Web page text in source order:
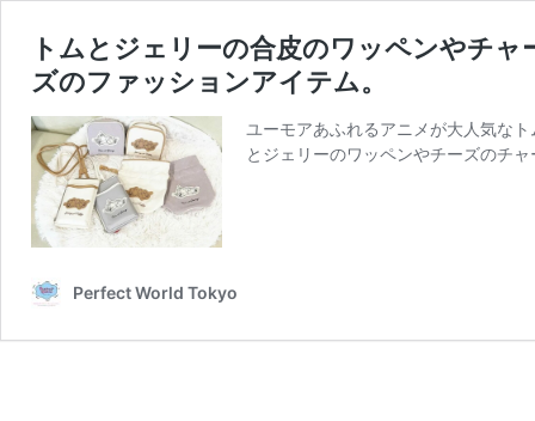
トムとジェリーの合皮のワッペンやチ
ズのファッションアイテム。
ユーモアあふれるアニメが大人気な
とジェリーのワッペンやチーズのチ
Perfect World Tokyo